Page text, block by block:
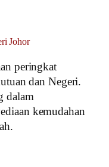
Johor
peringkat
dan Negeri.
dalam
kemudahan